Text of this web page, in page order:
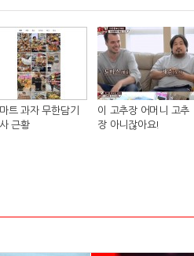
트 과자 무한담기
근황
이 고추장 어머니 고추
장 아니잖아요!